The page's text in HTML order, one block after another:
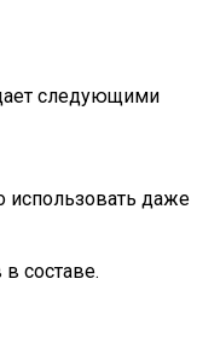
следующими
использовать даже
составе.